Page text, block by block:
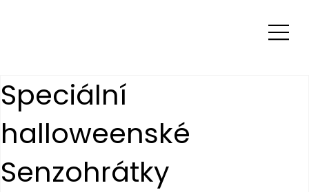
Speciální
halloweenské
Senzohrátky